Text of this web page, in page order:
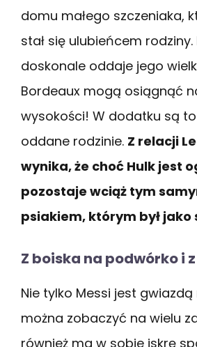
domu małego szczeniaka,
stał się ulubieńcem rodziny.
doskonale oddaje jego
Bordeaux mogą osiągnąć
wysokości! W dodatku są
oddane rodzinie. Z relacji
wynika, że choć Hulk jest
pozostaje wciąż tym
psiakiem, którym był jako
Z boiska na podwórko i
Nie tylko Messi jest
można zobaczyć na wielu
również ma w sobie iskrę